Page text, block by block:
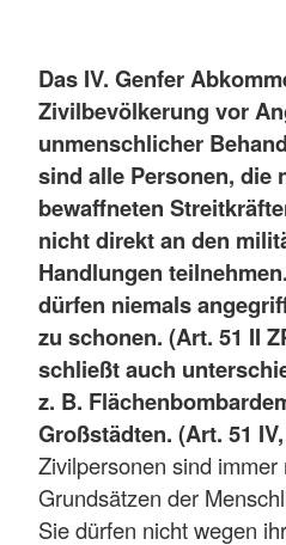
Das IV. Genfer
Zivilbevölkerung vor
unmenschlicher
sind alle Personen, die
bewaffneten
nicht direkt an den
Handlungen
dürfen niemals
zu schonen. (Art. 51 II
schließt auch
z. B.
Großstädten. (Art. 51
Zivilpersonen sind immer
Grundsätzen der
Sie dürfen nicht wegen